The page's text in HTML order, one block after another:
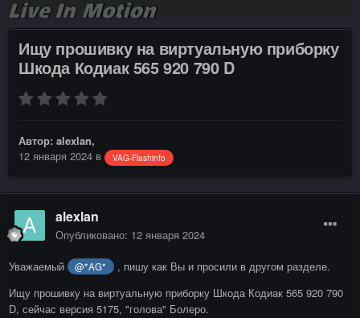
Ищу прошивку на виртуальную приборку
Шкода Кодиак 565 920 790 D
Автор: alexlan,
12 января 2024 в VAG-Flashinfo
alexlan
Опубликовано: 12 января 2024
Уважаемый @*AG*
, пишу как Вы и просили в другом разделе.
Ищу прошивку на виртуальную приборку Шкода Кодиак 565 920 790
D, сейчас версия 5175, "голова" Болеро.